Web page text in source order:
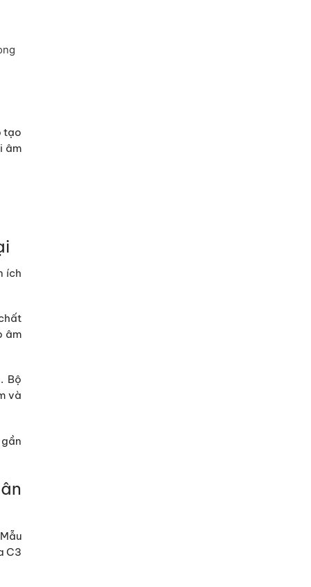
tạo
âm
ích
âm
Bộ
và
C3